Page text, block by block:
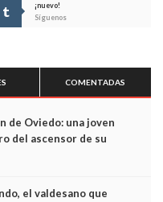
¡nuevo!
Síguenos
COMENTADAS
de Oviedo: una joven
del ascensor de su
sus últimos minutos
el valdesano que